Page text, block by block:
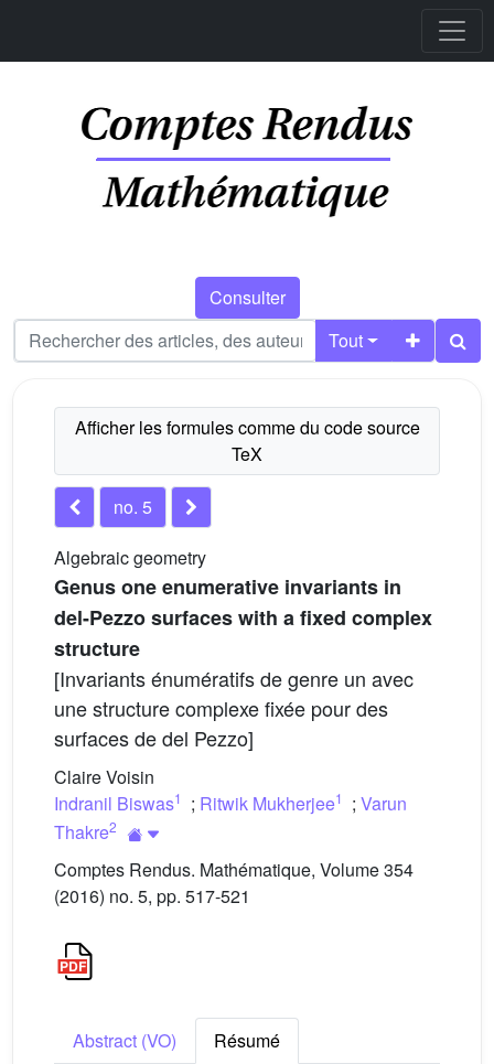
Consulter
Tout
no. 5
Algebraic geometry
Genus one enumerative invariants in
del-Pezzo surfaces with a fixed complex
structure
[Invariants énumératifs de genre un avec
une structure complexe fixée pour des
surfaces de del Pezzo]
Claire Voisin
Indranil Biswas1 ; Ritwik Mukherjee1 ; Varun
Thakre2
Comptes Rendus. Mathématique, Volume 354
(2016) no. 5, pp. 517-521
Abstract (VO)
Résumé